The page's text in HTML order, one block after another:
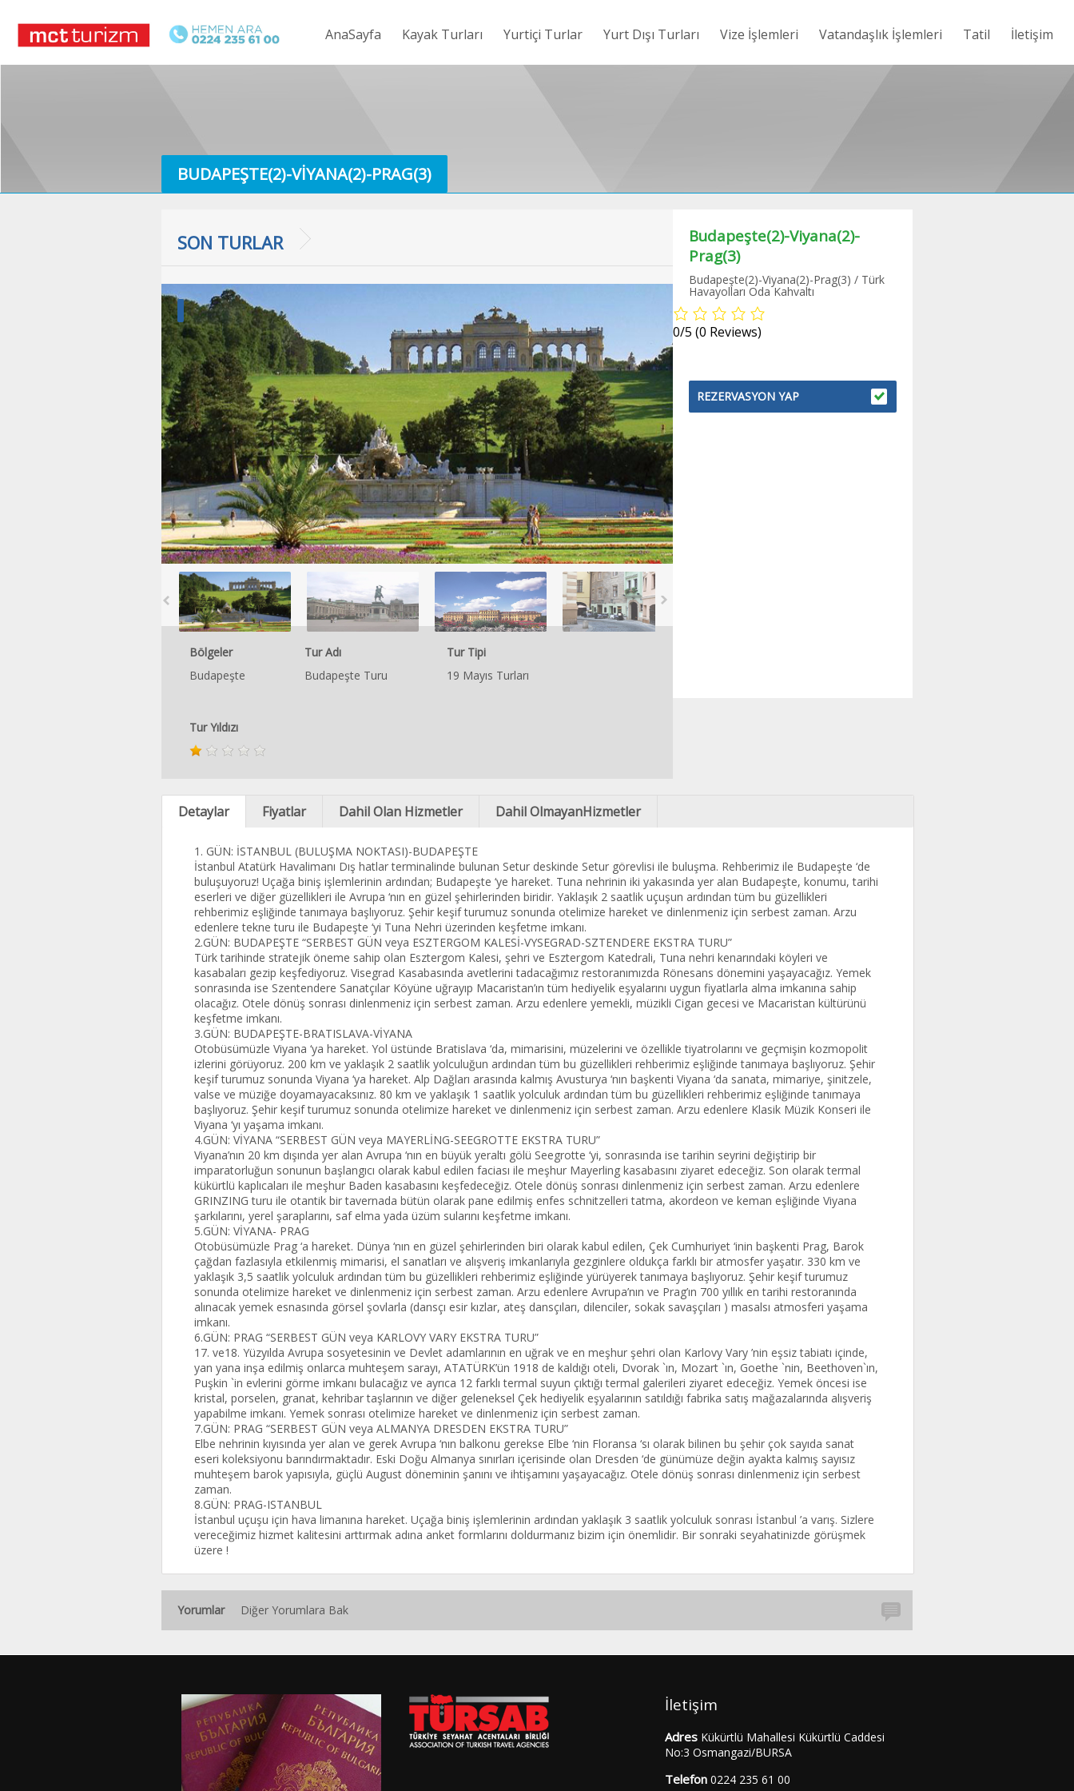
AnaSayfa Kayak Turları Yurtiçi Turlar Yurt Dışı Turları Vize İşlemleri Vatandaşlık İşlemleri Tatil İletişim
BUDAPEŞTE(2)-VIYANA(2)-PRAG(3)
SON TURLAR
Bölgeler
Budapeşte
Tur Adı
Budapeşte Turu
Tur Tipi
19 Mayıs Turları
Tur Yıldızı
Budapeşte(2)-Viyana(2)-
Prag(3)
Budapeşte(2)-Viyana(2)-Prag(3) / Türk
Havayolları Oda Kahvaltı
0/5 (0 Reviews)
REZERVASYON YAP
Detaylar Fiyatlar Dahil Olan Hizmetler Dahil OlmayanHizmetler
1. GÜN: İSTANBUL (BULUŞMA NOKTASI)-BUDAPEŞTE
İstanbul Atatürk Havalimanı Dış hatlar terminalinde bulunan Setur deskinde Setur görevlisi ile buluşma. Rehberimiz ile Budapeşte ‘de
buluşuyoruz! Uçağa biniş işlemlerinin ardından; Budapeşte ‘ye hareket. Tuna nehrinin iki yakasında yer alan Budapeşte, konumu, tarihi
eserleri ve diğer güzellikleri ile Avrupa ‘nın en güzel şehirlerinden biridir. Yaklaşık 2 saatlik uçuşun ardından tüm bu güzellikleri
rehberimiz eşliğinde tanımaya başlıyoruz. Şehir keşif turumuz sonunda otelimize hareket ve dinlenmeniz için serbest zaman. Arzu
edenlere tekne turu ile Budapeşte ‘yi Tuna Nehri üzerinden keşfetme imkanı.
2.GÜN: BUDAPEŞTE “SERBEST GÜN veya ESZTERGOM KALESİ-VYSEGRAD-SZTENDERE EKSTRA TURU”
Türk tarihinde stratejik öneme sahip olan Esztergom Kalesi, şehri ve Esztergom Katedrali, Tuna nehri kenarındaki köyleri ve
kasabaları gezip keşfediyoruz. Visegrad Kasabasında avetlerini tadacağımız restoranımızda Rönesans dönemini yaşayacağız. Yemek
sonrasında ise Szentendere Sanatçılar Köyüne uğrayıp Macaristan’ın tüm hediyelik eşyalarını uygun fiyatlarla alma imkanına sahip
olacağız. Otele dönüş sonrası dinlenmeniz için serbest zaman. Arzu edenlere yemekli, müzikli Cigan gecesi ve Macaristan kültürünü
keşfetme imkanı.
3.GÜN: BUDAPEŞTE-BRATISLAVA-VİYANA
Otobüsümüzle Viyana ‘ya hareket. Yol üstünde Bratislava ‘da, mimarisini, müzelerini ve özellikle tiyatrolarını ve geçmişin kozmopolit
izlerini görüyoruz. 200 km ve yaklaşık 2 saatlik yolculuğun ardından tüm bu güzellikleri rehberimiz eşliğinde tanımaya başlıyoruz. Şehir
keşif turumuz sonunda Viyana ‘ya hareket. Alp Dağları arasında kalmış Avusturya ‘nın başkenti Viyana ‘da sanata, mimariye, şinitzele,
valse ve müziğe doyamayacaksınız. 80 km ve yaklaşık 1 saatlik yolculuk ardından tüm bu güzellikleri rehberimiz eşliğinde tanımaya
başlıyoruz. Şehir keşif turumuz sonunda otelimize hareket ve dinlenmeniz için serbest zaman. Arzu edenlere Klasik Müzik Konseri ile
Viyana ‘yı yaşama imkanı.
4.GÜN: VİYANA “SERBEST GÜN veya MAYERLİNG-SEEGROTTE EKSTRA TURU”
Viyana’nın 20 km dışında yer alan Avrupa ‘nın en büyük yeraltı gölü Seegrotte ‘yi, sonrasında ise tarihin seyrini değiştirip bir
imparatorluğun sonunun başlangıcı olarak kabul edilen faciası ile meşhur Mayerling kasabasını ziyaret edeceğiz. Son olarak termal
kükürtlü kaplıcaları ile meşhur Baden kasabasını keşfedeceğiz. Otele dönüş sonrası dinlenmeniz için serbest zaman. Arzu edenlere
GRINZING turu ile otantik bir tavernada bütün olarak pane edilmiş enfes schnitzelleri tatma, akordeon ve keman eşliğinde Viyana
şarkılarını, yerel şaraplarını, saf elma yada üzüm sularını keşfetme imkanı.
5.GÜN: VİYANA- PRAG
Otobüsümüzle Prag ‘a hareket. Dünya ‘nın en güzel şehirlerinden biri olarak kabul edilen, Çek Cumhuriyet ‘inin başkenti Prag, Barok
çağdan fazlasıyla etkilenmiş mimarisi, el sanatları ve alışveriş imkanlarıyla gezginlere oldukça farklı bir atmosfer yaşatır. 330 km ve
yaklaşık 3,5 saatlik yolculuk ardından tüm bu güzellikleri rehberimiz eşliğinde yürüyerek tanımaya başlıyoruz. Şehir keşif turumuz
sonunda otelimize hareket ve dinlenmeniz için serbest zaman. Arzu edenlere Avrupa’nın ve Prag’ın 700 yıllık en tarihi restoranında
alınacak yemek esnasında görsel şovlarla (dansçı esir kızlar, ateş dansçıları, dilenciler, sokak savaşçıları ) masalsı atmosferi yaşama
imkanı.
6.GÜN: PRAG “SERBEST GÜN veya KARLOVY VARY EKSTRA TURU”
17. ve18. Yüzyılda Avrupa sosyetesinin ve Devlet adamlarının en uğrak ve en meşhur şehri olan Karlovy Vary ’nin eşsiz tabiatı içinde,
yan yana inşa edilmiş onlarca muhteşem sarayı, ATATÜRK’ün 1918 de kaldığı oteli, Dvorak `ın, Mozart `ın, Goethe `nin, Beethoven`ın,
Puşkin `in evlerini görme imkanı bulacağız ve ayrıca 12 farklı termal suyun çıktığı termal galerileri ziyaret edeceğiz. Yemek öncesi ise
kristal, porselen, granat, kehribar taşlarının ve diğer geleneksel Çek hediyelik eşyalarının satıldığı fabrika satış mağazalarında alışveriş
yapabilme imkanı. Yemek sonrası otelimize hareket ve dinlenmeniz için serbest zaman.
7.GÜN: PRAG “SERBEST GÜN veya ALMANYA DRESDEN EKSTRA TURU”
Elbe nehrinin kıyısında yer alan ve gerek Avrupa ‘nın balkonu gerekse Elbe ‘nin Floransa ‘sı olarak bilinen bu şehir çok sayıda sanat
eseri koleksiyonu barındırmaktadır. Eski Doğu Almanya sınırları içerisinde olan Dresden ‘de günümüze değin ayakta kalmış sayısız
muhteşem barok yapısıyla, güçlü August döneminin şanını ve ihtişamını yaşayacağız. Otele dönüş sonrası dinlenmeniz için serbest
zaman.
8.GÜN: PRAG-ISTANBUL
İstanbul uçuşu için hava limanına hareket. Uçağa biniş işlemlerinin ardından yaklaşık 3 saatlik yolculuk sonrası İstanbul ’a varış. Sizlere
vereceğimiz hizmet kalitesini arttırmak adına anket formlarını doldurmanız bizim için önemlidir. Bir sonraki seyahatinizde görüşmek
üzere !
Yorumlar Diğer Yorumlara Bak
İletişim
Adres Kükürtlü Mahallesi Kükürtlü Caddesi
No:3 Osmangazi/BURSA
Telefon 0224 235 61 00